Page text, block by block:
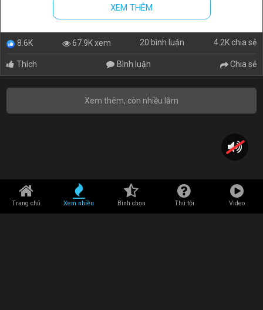
XEM THÊM
8.6K 67.9K xem 20 bình luận 4.2K chia sẻ
Thích Bình luận Chia sẻ
Xem thêm, còn nhiều lắm
Trang chủ Xem nhiều Bình chọn Thú tội Video